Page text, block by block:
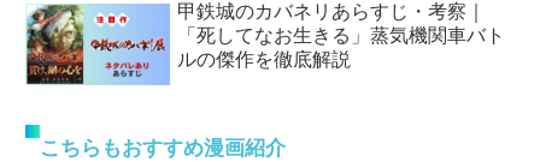
甲鉄城のカバネリあらすじ・考察｜
「死してなお生きる」蒸気機関車バト
ルの傑作を徹底解説
こちらもおすすめ漫画紹介